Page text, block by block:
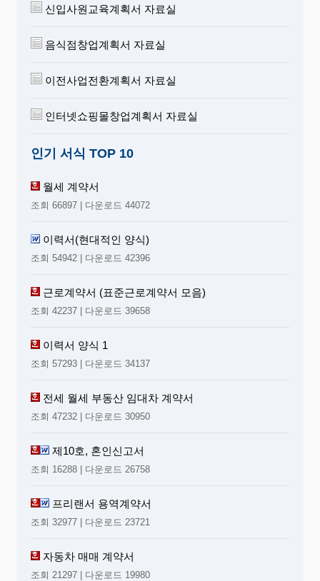
신입사원교육계획서 자료실
음식점창업계획서 자료실
이전사업전환계획서 자료실
인터넷쇼핑몰창업계획서 자료실
인기 서식 TOP 10
월세 계약서
조회 66897 | 다운로드 44072
이력서(현대적인 양식)
조회 54942 | 다운로드 42396
근로계약서 (표준근로계약서 모음)
조회 42237 | 다운로드 39658
이력서 양식 1
조회 57293 | 다운로드 34137
전세 월세 부동산 임대차 계약서
조회 47232 | 다운로드 30950
제10호, 혼인신고서
조회 16288 | 다운로드 26758
프리랜서 용역계약서
조회 32977 | 다운로드 23721
자동차 매매 계약서
조회 21297 | 다운로드 19980